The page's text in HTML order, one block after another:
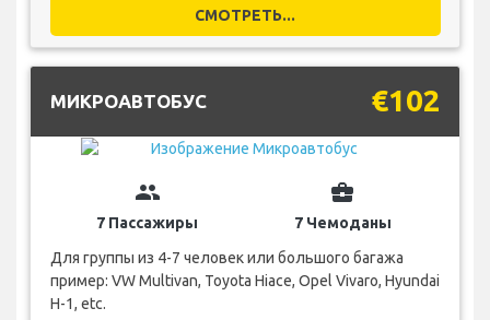
СМОТРЕТЬ...
МИКРОАВТОБУС €102
group
7 Пассажиры
business_center
7 Чемоданы
Для группы из 4-7 человек или большого багажа
пример: VW Multivan, Toyota Hiace, Opel Vivaro, Hyundai
H-1, etc.